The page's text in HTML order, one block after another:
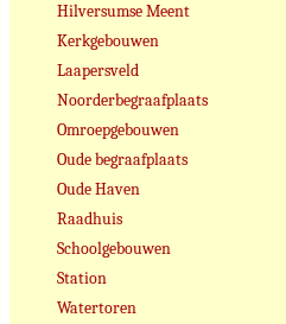
Hilversumse Meent
Kerkgebouwen
Laapersveld
Noorderbegraafplaats
Omroepgebouwen
Oude begraafplaats
Oude Haven
Raadhuis
Schoolgebouwen
Station
Watertoren